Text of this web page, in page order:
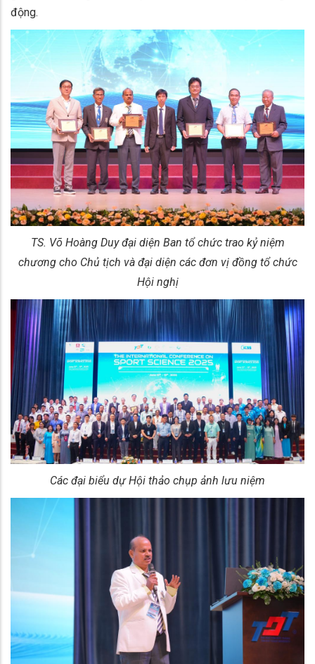
động.
TS. Võ Hoàng Duy đại diện Ban tổ chức trao kỷ niệm
chương cho Chủ tịch và đại diện các đơn vị đồng tổ chức
Hội nghị
Các đại biểu dự Hội thảo chụp ảnh lưu niệm